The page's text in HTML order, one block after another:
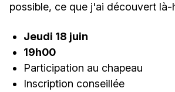
possible, ce que j'ai découvert là-
Jeudi 18 juin
19h00
Participation au chapeau
Inscription conseillée